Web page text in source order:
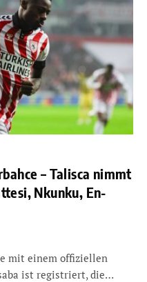
– Talisca nimmt
Nkunku, En-
mit einem offiziellen
ist registriert, die…